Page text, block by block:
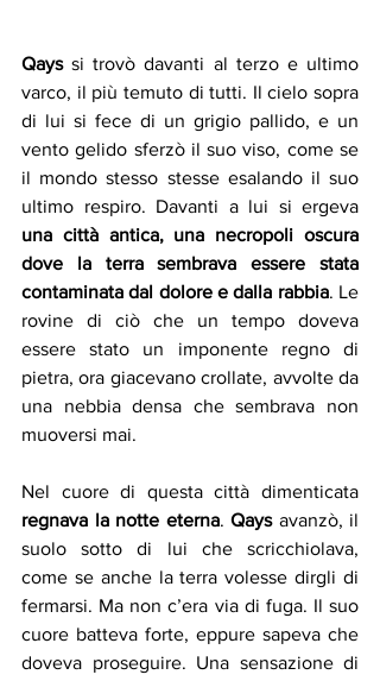
Qays si trovò davanti al terzo e ultimo
varco, il più temuto di tutti. Il cielo sopra
di lui si fece di un grigio pallido, e un
vento gelido sferzò il suo viso, come se
il mondo stesso stesse esalando il suo
una città antica, una necropoli oscura
dove la terra sembrava essere stata
contaminata dal dolore e dalla rabbia. Le
rovine di ciò che un tempo doveva
essere stato un imponente regno di
pietra, ora giacevano crollate, avvolte da
una nebbia densa che sembrava non
muoversi mai.
regnava la notte eterna. Qays avanzò, il
suolo sotto di lui che scricchiolava,
come se anche la terra volesse dirgli di
fermarsi. Ma non c’era via di fuga. Il suo
cuore batteva forte, eppure sapeva che
doveva proseguire. Una sensazione di